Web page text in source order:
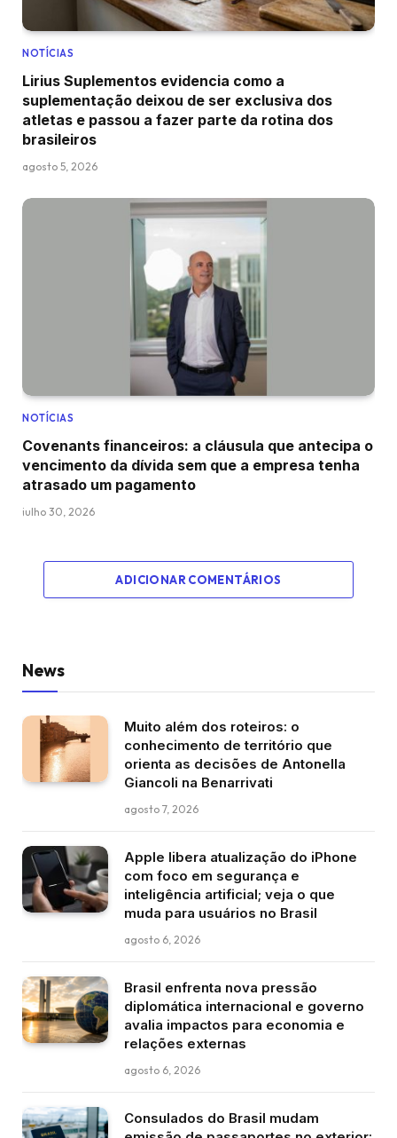
NOTÍCIAS
Lirius Suplementos evidencia como a
suplementação deixou de ser exclusiva dos
atletas e passou a fazer parte da rotina dos
brasileiros
agosto 5, 2026
NOTÍCIAS
Covenants financeiros: a cláusula que antecipa o
vencimento da dívida sem que a empresa tenha
atrasado um pagamento
julho 30, 2026
ADICIONAR COMENTÁRIOS
News
Muito além dos roteiros: o
conhecimento de território que
orienta as decisões de Antonella
Giancoli na Benarrivati
agosto 7, 2026
Apple libera atualização do iPhone
com foco em segurança e
inteligência artificial; veja o que
muda para usuários no Brasil
agosto 6, 2026
Brasil enfrenta nova pressão
diplomática internacional e governo
avalia impactos para economia e
relações externas
agosto 6, 2026
Consulados do Brasil mudam